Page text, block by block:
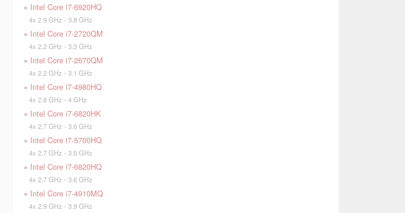
» Intel Core i7-6920HQ
4x 2.9 GHz - 3.8 GHz
» Intel Core i7-2720QM
4x 2.2 GHz - 3.3 GHz
» Intel Core i7-2670QM
4x 2.2 GHz - 3.1 GHz
» Intel Core i7-4980HQ
4x 2.8 GHz - 4 GHz
» Intel Core i7-6820HK
4x 2.7 GHz - 3.6 GHz
» Intel Core i7-5700HQ
4x 2.7 GHz - 3.5 GHz
» Intel Core i7-6820HQ
4x 2.7 GHz - 3.6 GHz
» Intel Core i7-4910MQ
4x 2.9 GHz - 3.9 GHz